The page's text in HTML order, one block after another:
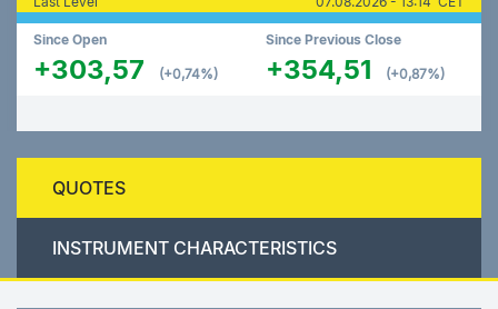
Since Open
+303,57 (+0,74%)
Since Previous Close
+354,51 (+0,87%)
QUOTES
INSTRUMENT CHARACTERISTICS